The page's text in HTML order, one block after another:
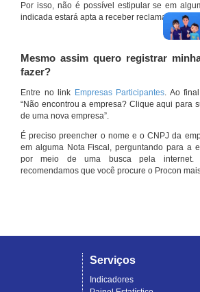
Por isso, não é possível estipular se em
indicada estará apta a receber reclamações
Mesmo assim quero registrar
fazer?
Entre no link Empresas Participantes. Ao
“Não encontrou a empresa? Clique aqui para
de uma nova empresa”.
É preciso preencher o nome e o CNPJ da
em alguma Nota Fiscal, perguntando para a
por meio de uma busca pela internet.
recomendamos que você procure o Procon
Serviços
Indicadores